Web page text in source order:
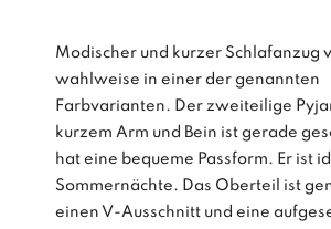
Modischer und kurzer Schlafanzug
wahlweise in einer der genannten
Farbvarianten. Der zweiteilige
kurzem Arm und Bein ist gerade
hat eine bequeme Passform. Er ist
Sommernächte. Das Oberteil ist
einen V-Ausschnitt und eine